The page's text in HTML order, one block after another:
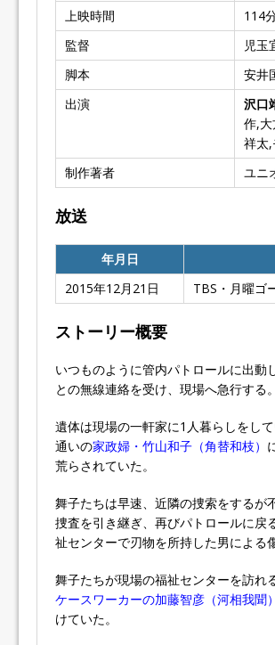
上映時間
114
監督
児玉
脚本
安井
出演
沢口
作,
祥太
制作著者
ユニ
放送
年月日
2015年12月21日
TBS・月曜ゴ
ストーリー概要
いつものように管内パトロールに出動
との無線連絡を受け、現場へ急行する
遺体は現場の一軒家に1人暮らしをし
通いの家政婦・竹山和子（角替和枝）
荒らされていた。
舞子たちは早速、近隣の捜索をするが
捜査を引き継ぎ、再びパトロールに戻
祉センターで刃物を所持した男による
舞子たちが現場の福祉センターを訪れ
ケースワーカーの加藤智彦（河相我聞）
けていた。